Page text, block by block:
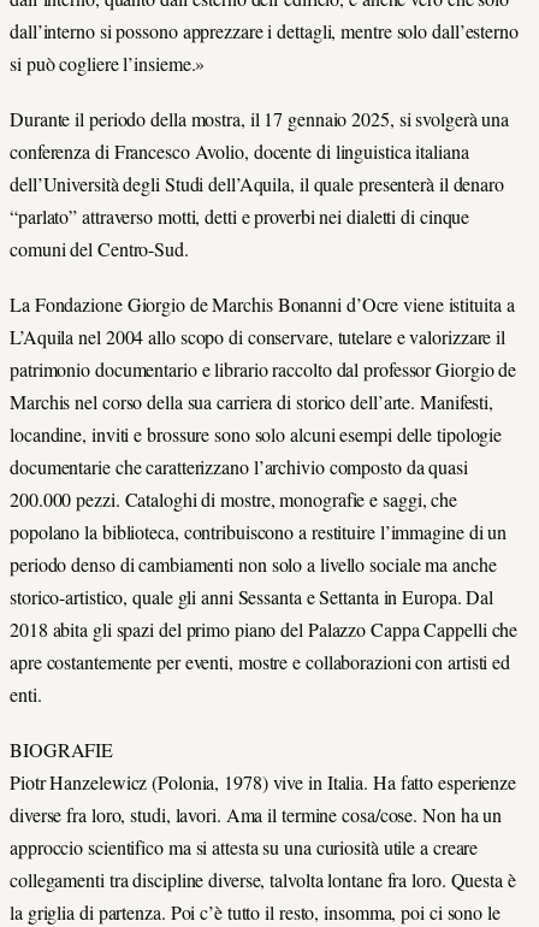
dall’interno si possono apprezzare i dettagli, mentre solo dall’esterno
si può cogliere l’insieme.»
Durante il periodo della mostra, il 17 gennaio 2025, si svolgerà una
conferenza di Francesco Avolio, docente di linguistica italiana
dell’Università degli Studi dell’Aquila, il quale presenterà il denaro
“parlato” attraverso motti, detti e proverbi nei dialetti di cinque
comuni del Centro-Sud.
La Fondazione Giorgio de Marchis Bonanni d’Ocre viene istituita a
L’Aquila nel 2004 allo scopo di conservare, tutelare e valorizzare il
patrimonio documentario e librario raccolto dal professor Giorgio de
Marchis nel corso della sua carriera di storico dell’arte. Manifesti,
locandine, inviti e brossure sono solo alcuni esempi delle tipologie
documentarie che caratterizzano l’archivio composto da quasi
200.000 pezzi. Cataloghi di mostre, monografie e saggi, che
popolano la biblioteca, contribuiscono a restituire l’immagine di un
periodo denso di cambiamenti non solo a livello sociale ma anche
storico-artistico, quale gli anni Sessanta e Settanta in Europa. Dal
2018 abita gli spazi del primo piano del Palazzo Cappa Cappelli che
apre costantemente per eventi, mostre e collaborazioni con artisti ed
enti.
BIOGRAFIE
Piotr Hanzelewicz (Polonia, 1978) vive in Italia. Ha fatto esperienze
diverse fra loro, studi, lavori. Ama il termine cosa/cose. Non ha un
approccio scientifico ma si attesta su una curiosità utile a creare
collegamenti tra discipline diverse, talvolta lontane fra loro. Questa è
la griglia di partenza. Poi c’è tutto il resto, insomma, poi ci sono le